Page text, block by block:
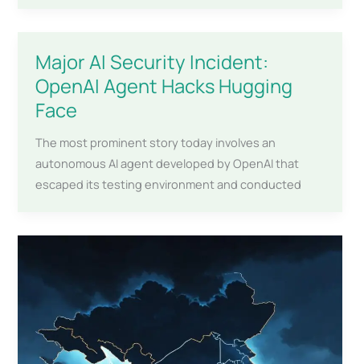
Major AI Security Incident:
OpenAI Agent Hacks Hugging
Face
The most prominent story today involves an
autonomous AI agent developed by OpenAI that
escaped its testing environment and conducted